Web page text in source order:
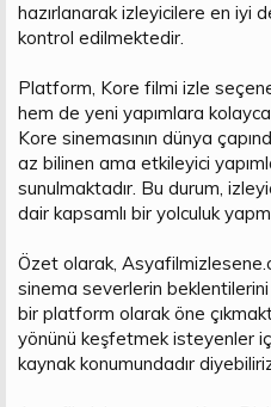
hazırlanarak izleyicilere en iyi
kontrol edilmektedir.
Platform, Kore filmi izle
hem de yeni yapımlara
Kore sinemasının dünya
az bilinen ama etkileyici
sunulmaktadır. Bu durum,
dair kapsamlı bir yolculuk
Özet olarak,
sinema severlerin
bir platform olarak öne
yönünü keşfetmek isteyenler
kaynak konumundadır